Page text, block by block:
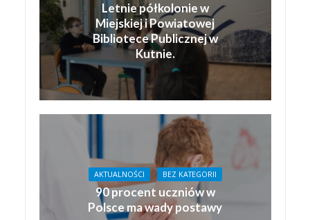
Letnie półkolonie w
Miejskiej i Powiatowej
Bibliotece Publicznej w
Kutnie.
AKTUALNOŚCI BEZ KATEGORII
90 procent uczniów w
Polsce ma wady postawy